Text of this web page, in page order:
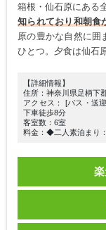
箱根・仙石原にある
知られており和朝食
原の豊かな自然に囲
ひとつ。夕食は仙石
【詳細情報】
住所：神奈川県足柄下
アクセス： [バス・送
下車徒歩8分
客室数：6室
料金：◆二人素泊まり